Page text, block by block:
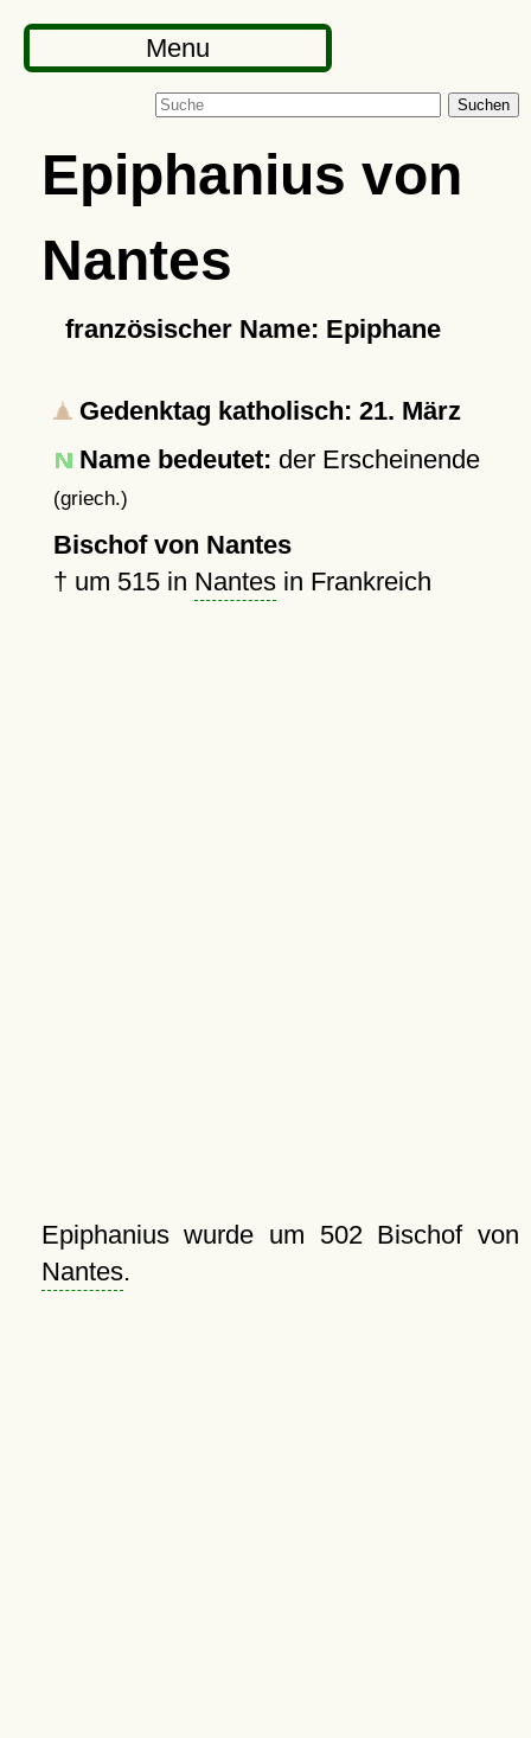
Menu
Suchen
Epiphanius von
Nantes
französischer Name: Epiphane
Gedenktag katholisch: 21. März
Name bedeutet: der Erscheinende
(griech.)
Bischof von Nantes
† um 515in Nantesin Frankreich
Epiphanius wurde um 502 Bischof von
Nantes.